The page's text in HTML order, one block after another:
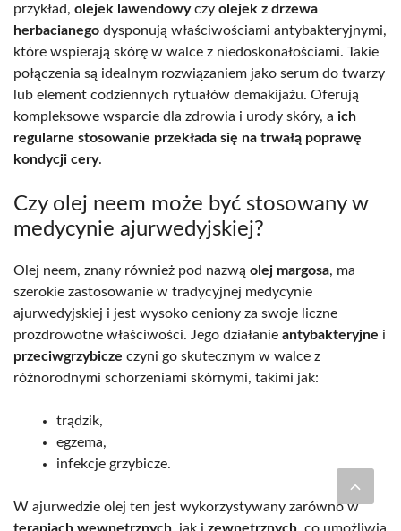
przykład, olejek lawendowyczy olejek z drzewa
herbacianego dysponują właściwościami antybakteryjnymi,
które wspierają skórę w walce z niedoskonałościami. Takie
połączenia są idealnym rozwiązaniem jako serum do twarzy
lub element codziennych rytuałów demakijażu. Oferują
kompleksowe wsparcie dla zdrowia i urody skóry, a ich
regularne stosowanie przekłada się na trwałą poprawę
kondycji cery.
Czy olej neem może być stosowany w
medycynie ajurwedyjskiej?
Olej neem, znany również pod nazwą olej margosa, ma
szerokie zastosowanie w tradycyjnej medycynie
ajurwedyjskiej i jest wysoko ceniony za swoje liczne
prozdrowotne właściwości. Jego działanie antybakteryjne i
przeciwgrzybicze czyni go skutecznym w walce z
różnorodnymi schorzeniami skórnymi, takimi jak:
trądzik,
egzema,
infekcje grzybicze.
W ajurwedzie olej ten jest wykorzystywany zarówno w